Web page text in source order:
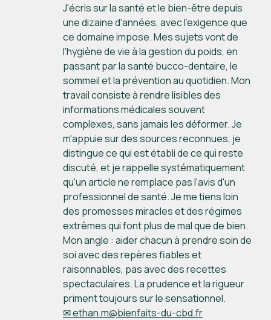
J'écris sur la santé et le bien-être depuis
une dizaine d'années, avec l'exigence que
ce domaine impose. Mes sujets vont de
l'hygiène de vie à la gestion du poids, en
passant par la santé bucco-dentaire, le
sommeil et la prévention au quotidien. Mon
travail consiste à rendre lisibles des
informations médicales souvent
complexes, sans jamais les déformer. Je
m'appuie sur des sources reconnues, je
distingue ce qui est établi de ce qui reste
discuté, et je rappelle systématiquement
qu'un article ne remplace pas l'avis d'un
professionnel de santé. Je me tiens loin
des promesses miracles et des régimes
extrêmes qui font plus de mal que de bien.
Mon angle : aider chacun à prendre soin de
soi avec des repères fiables et
raisonnables, pas avec des recettes
spectaculaires. La prudence et la rigueur
priment toujours sur le sensationnel.
✉ ethan.m@bienfaits-du-cbd.fr